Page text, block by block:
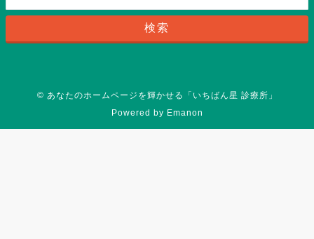
© あなたのホームページを輝かせる「いちばん星 診療所」
Powered by Emanon